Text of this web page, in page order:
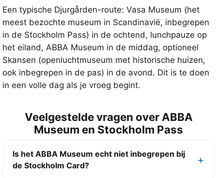
Een typische Djurgården-route: Vasa Museum (het
meest bezochte museum in Scandinavië, inbegrepen
in de Stockholm Pass) in de ochtend, lunchpauze op
het eiland, ABBA Museum in de middag, optioneel
Skansen (openluchtmuseum met historische huizen,
ook inbegrepen in de pas) in de avond. Dit is te doen
in een volle dag als je vroeg begint.
Veelgestelde vragen over ABBA
Museum en Stockholm Pass
Is het ABBA Museum echt niet inbegrepen bij
de Stockholm Card?